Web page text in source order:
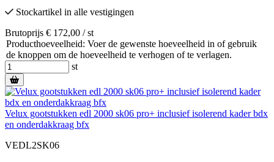
Stockartikel in alle vestigingen
Brutoprijs € 172,00 / st
Producthoeveelheid: Voer de gewenste hoeveelheid in of gebruik
de knoppen om de hoeveelheid te verhogen of te verlagen.
st
Velux gootstukken edl 2000 sk06 pro+ inclusief isolerend kader bdx
en onderdakkraag bfx
VEDL2SK06